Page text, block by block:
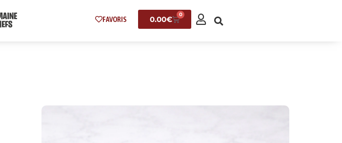
FAVORIS 0.00€
0